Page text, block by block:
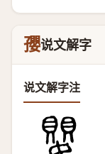
孾说文解字
说文解字注